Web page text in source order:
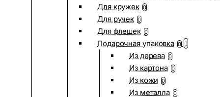
Для кружек 0
Для ручек 0
Для флешек 0
Подарочная упаковка 0
Из дерева 0
Из картона 0
Из кожи 0
Из металла 0